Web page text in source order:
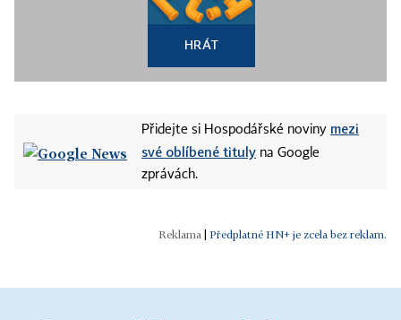
HRÁT
Přidejte si Hospodářské noviny mezi
své oblíbené tituly na Google
zprávách.
Předplatné HN+ je zcela bez reklam.